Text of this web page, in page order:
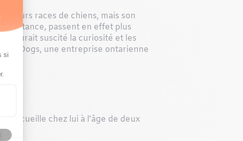
races de chiens, mais son
passent en effet plus
aurait suscité la curiosité et les
Dogs, une entreprise ontarienne
chez lui à l’âge de deux